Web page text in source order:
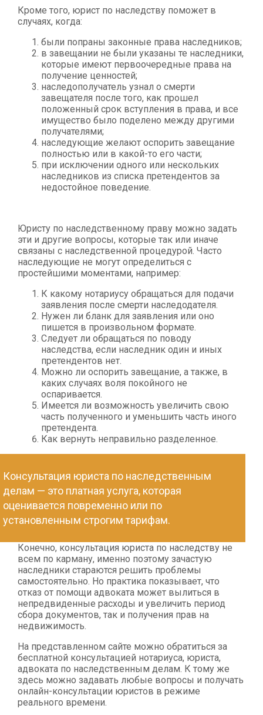
Кроме того, юрист по наследству поможет в
случаях, когда:
были попраны законные права наследников;
в завещании не были указаны те наследники,
которые имеют первоочередные права на
получение ценностей;
наследополучатель узнал о смерти
завещателя после того, как прошел
положенный срок вступления в права, и все
имущество было поделено между другими
получателями;
наследующие желают оспорить завещание
полностью или в какой-то его части;
при исключении одного или нескольких
наследников из списка претендентов за
недостойное поведение.
Юристу по наследственному праву можно задать
эти и другие вопросы, которые так или иначе
связаны с наследственной процедурой. Часто
наследующие не могут определиться с
простейшими моментами, например:
К какому нотариусу обращаться для подачи
заявления после смерти наследодателя.
Нужен ли бланк для заявления или оно
пишется в произвольном формате.
Следует ли обращаться по поводу
наследства, если наследник один и иных
претендентов нет.
Можно ли оспорить завещание, а также, в
каких случаях воля покойного не
оспаривается.
Имеется ли возможность увеличить свою
часть полученного и уменьшить часть иного
претендента.
Как вернуть неправильно разделенное.
Консультация юриста по наследственным
делам — это платная услуга, которая
оценивается повременно или по
установленным строгим тарифам.
Конечно, консультация юриста по наследству не
всем по карману, именно поэтому зачастую
наследники стараются решить проблемы
самостоятельно. Но практика показывает, что
отказ от помощи адвоката может вылиться в
непредвиденные расходы и увеличить период
сбора документов, так и получения прав на
недвижимость.
На представленном сайте можно обратиться за
бесплатной консультацией нотариуса, юриста,
адвоката по наследственным делам. К тому же
здесь можно задавать любые вопросы и получать
онлайн-консультации юристов в режиме
реального времени.